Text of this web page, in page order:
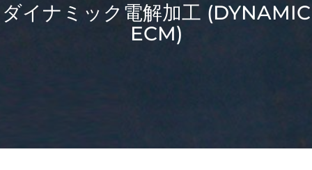
ダイナミック電解加工 (DYNAMIC
ECM)